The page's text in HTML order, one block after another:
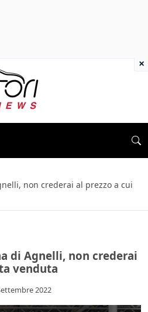
non crederai al prezzo a cui
di Agnelli, non crederai
venduta
2022
×